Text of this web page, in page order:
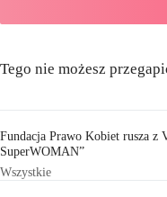
Tego nie możesz
Fundacja Prawo Kobiet rusza z
SuperWOMAN”
Wszystkie